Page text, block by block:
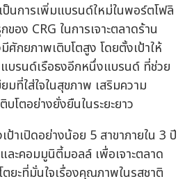
ป็นการเพิ่มแบรนด์ใหม่ในพอร์ตโฟลิ
อง CRG ในการเจาะตลาดร้าน
กยภาพเติบโตสูง โดยตั้งเป้าให้
แบรนด์เรือธงอีกหนึ่งแบรนด์ ที่ช่วย
ที่ใส่ใจในสุขภาพ เสริมความ
โตอย่างยั่งยืนในระยะยาว
ป้าเปิดอย่างน้อย 5 สาขาภายใน 3 ปี
ละคอมมูนิตี้มอลล์ เพื่อเจาะตลาด
ยะที่มั่นใจเรื่องคุณภาพในรสชาติ